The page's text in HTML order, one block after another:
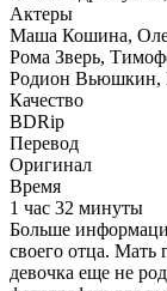
Актеры
Маша Кошина,
Рома Зверь,
Родион Вьюшкин,
Качество
BDRip
Перевод
Оригинал
Время
1 час 32 минуты
Больше
своего отца. Мать
девочка еще не